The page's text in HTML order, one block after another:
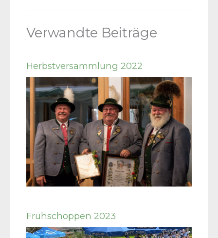
Verwandte Beiträge
Herbstversammlung 2022
Frühschoppen 2023